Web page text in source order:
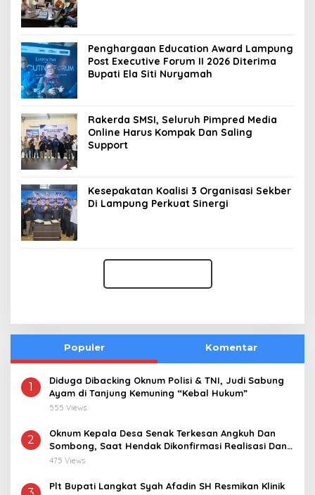
Penghargaan Education Award Lampung
Post Executive Forum II 2026 Diterima
Bupati Ela Siti Nuryamah
Rakerda SMSI, Seluruh Pimpred Media
Online Harus Kompak Dan Saling
Support
Kesepakatan Koalisi 3 Organisasi Sekber
Di Lampung Perkuat Sinergi
Populer Komentar
1
Diduga Dibacking Oknum Polisi & TNI, Judi Sabung
Ayam di Tanjung Kemuning “Kebal Hukum”
555 Views
2
Oknum Kepala Desa Senak Terkesan Angkuh Dan
Sombong, Saat Hendak Dikonfirmasi Realisasi Dana
Desa 2021-2024
475 Views
Plt Bupati Langkat Syah Afadin SH Resmikan Klinik